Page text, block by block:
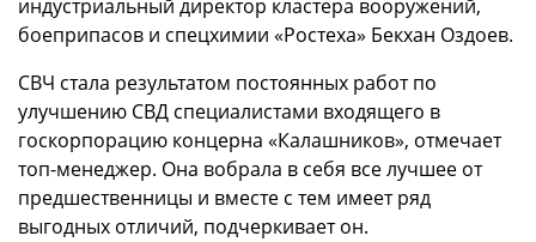
индустриальный директор кластера вооружений,
боеприпасов и спецхимии «Ростеха» Бекхан Оздоев.
СВЧ стала результатом постоянных работ по
улучшению СВД специалистами входящего в
госкорпорацию концерна «Калашников», отмечает
топ-менеджер. Она вобрала в себя все лучшее от
предшественницы и вместе с тем имеет ряд
выгодных отличий, подчеркивает он.